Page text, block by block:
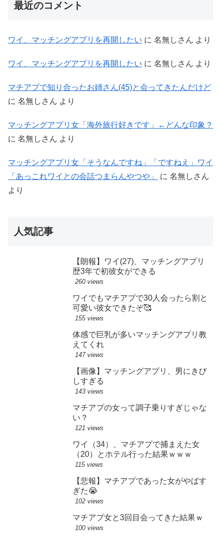
最近のコメント
ワイ、マッチングアプリを再開したい に 名無しさん より
ワイ、マッチングアプリを再開したい に 名無しさん より
マチアプで知り合ったお姉さん(45)と会ってきたんだけど
に 名無しさん より
マッチングアプリ女「海外旅行好きです」←どんな印象？
に 名無しさん より
マッチングアプリ女「そうなんですね」「ですねえ」ワイ
「あっこれワイとの会話つまらんやつや」
に 名無しさん
より
人気記事
【朗報】ワイ(27)、マッチングアプリ
歴3年で初彼女ができる
260 views
ワイでもマチアプで30人会ったら割と
可愛い彼女できたぞ🥰
155 views
体感で巨乳が多いマッチングアプリ教
えてくれ
147 views
【画像】マッチングアプリ、男にきび
しすぎる
143 views
マチアプの女って調子乗りすぎじゃな
い？
121 views
ワイ（34）、マチアプで捕まえた女
（20）とホテル行った結果ｗｗｗ
115 views
【悲報】マチアプであった女がやばす
ぎた😭
102 views
マチアプ女と3回目会ってきた結果ｗ
100 views